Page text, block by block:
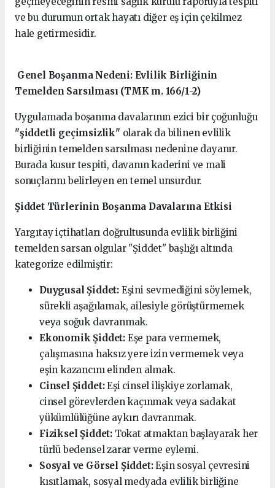
ve bu durumun ortak hayatı diğer eş için çekilmez
hale getirmesidir.
Genel Boşanma Nedeni: Evlilik Birliğinin
Temelden Sarsılması (TMK m. 166/1-2)
Uygulamada boşanma davalarının ezici bir çoğunluğu
"şiddetli geçimsizlik" olarak da bilinen evlilik
birliğinin temelden sarsılması nedenine dayanır.
Burada kusur tespiti, davanın kaderini ve mali
sonuçlarını belirleyen en temel unsurdur.
Şiddet Türlerinin Boşanma Davalarına Etkisi
Yargıtay içtihatları doğrultusunda evlilik birliğini
temelden sarsan olgular "Şiddet" başlığı altında
kategorize edilmiştir:
Duygusal Şiddet:Eşini sevmediğini söylemek,
sürekli aşağılamak, ailesiyle görüştürmemek
veya soğuk davranmak.
Ekonomik Şiddet:Eşe para vermemek,
çalışmasına haksız yere izin vermemek veya
eşin kazancını elinden almak.
Cinsel Şiddet:Eşi cinsel ilişkiye zorlamak,
cinsel görevlerden kaçınmak veya sadakat
yükümlülüğüne aykırı davranmak.
Fiziksel Şiddet:Tokat atmaktan başlayarak her
türlü bedensel zarar verme eylemi.
Sosyal ve Görsel Şiddet:Eşin sosyal çevresini
kısıtlamak, sosyal medyada evlilik birliğine